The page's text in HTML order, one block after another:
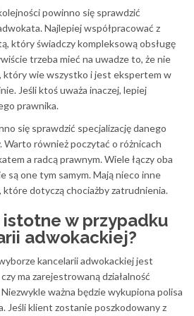
powinno się sprawdzić
Najlepiej współpracować z
który świadczy kompleksową obsługę
trzeba mieć na uwadze to, że nie
który wie wszystko i jest ekspertem w
Jeśli ktoś uważa inaczej, lepiej
prawnika.
się sprawdzić specjalizację danego
Warto również poczytać o różnicach
a radcą prawnym. Wiele łączy oba
są one tym samym. Mają nieco inne
dotyczą chociażby zatrudnienia.
w przypadku
adwokackiej?
kancelarii adwokackiej jest
ma zarejestrowaną działalność
ważna będzie wykupiona polisa
Jeśli klient zostanie poszkodowany z